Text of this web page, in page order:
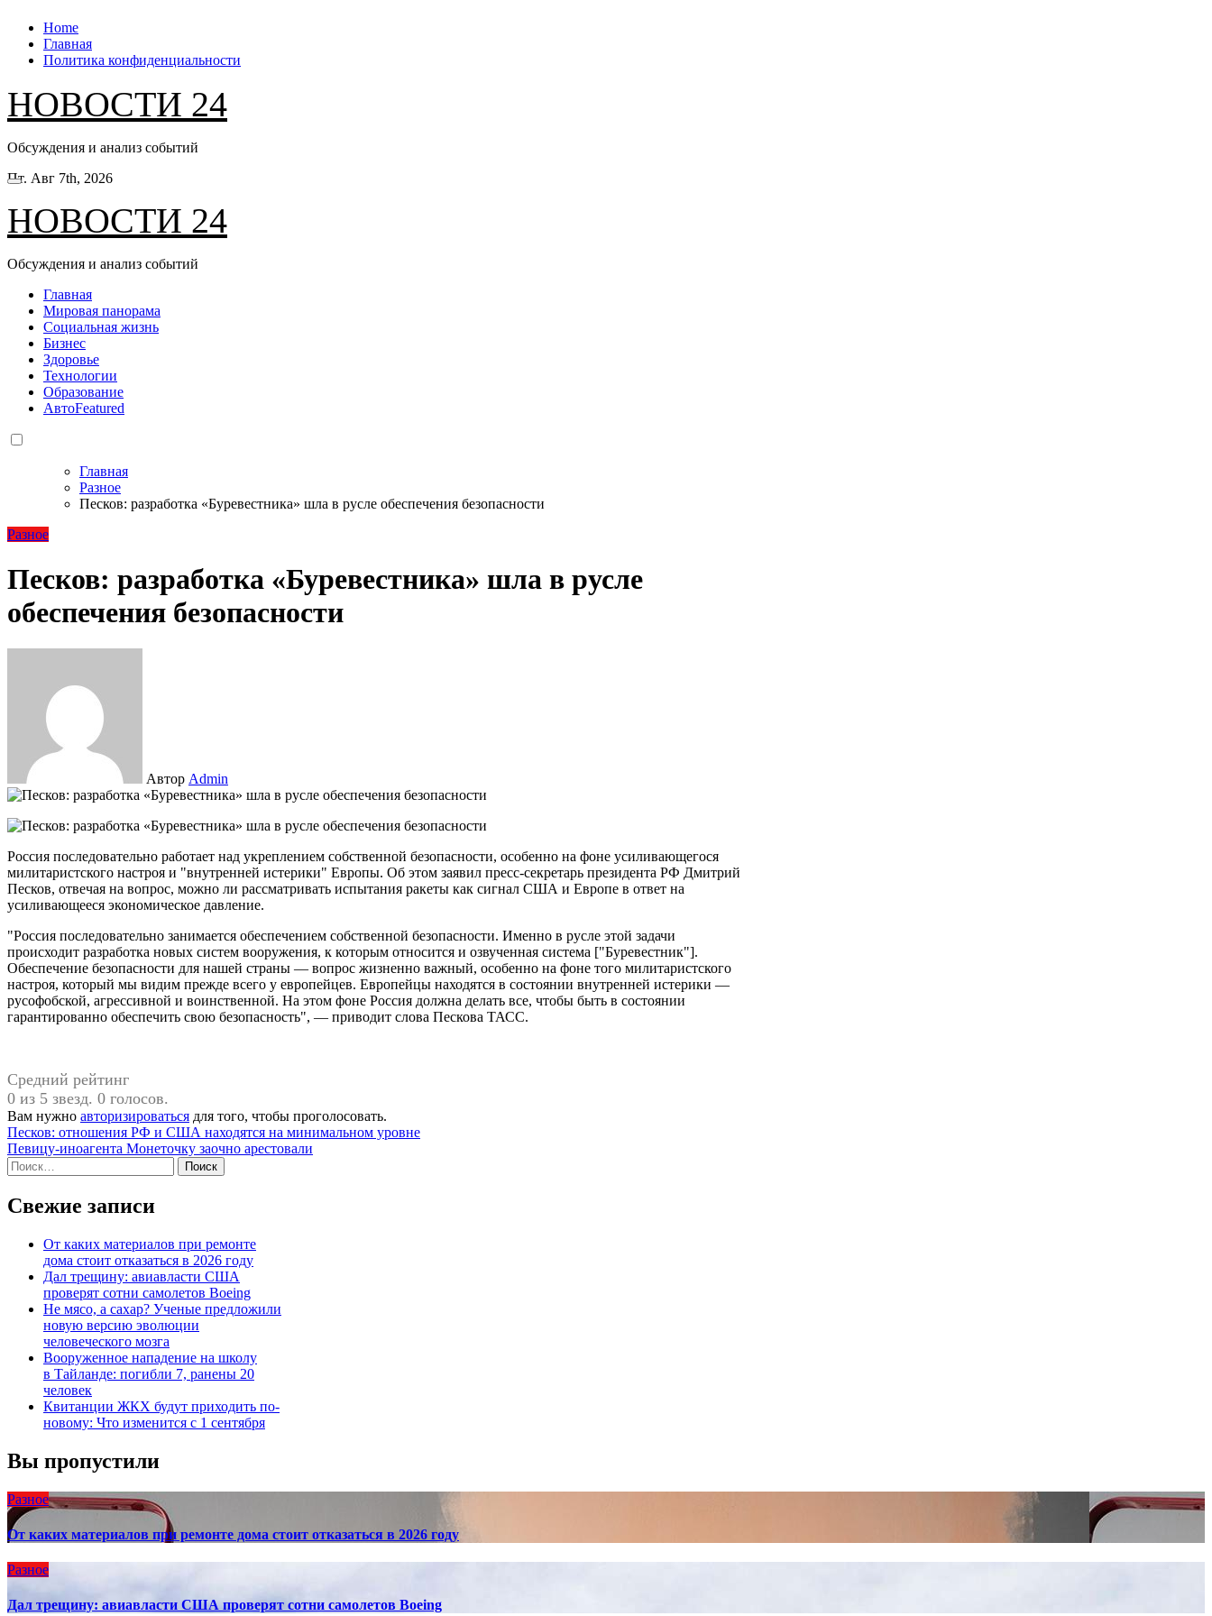
Перейти
содержанию
Home
Главная
Политика конфиденциальности
НОВОСТИ 24
Обсуждения и анализ событий
Пт. Авг 7th, 2026
НОВОСТИ 24
Обсуждения и анализ событий
Главная
Мировая панорама
Социальная жизнь
Бизнес
Здоровье
Технологии
Образование
АвтоFeatured
Главная
Разное
Песков: разработка «Буревестника» шла в русле обеспечения безопасности
Разное
Песков: разработка «Буревестника» шла в русле
обеспечения безопасности
Автор Admin
Россия последовательно работает над укреплением собственной безопасности, особенно на фоне усиливающегося
милитаристского настроя и "внутренней истерики" Европы. Об этом заявил пресс-секретарь президента РФ Дмитрий
Песков, отвечая на вопрос, можно ли рассматривать испытания ракеты как сигнал США и Европе в ответ на
усиливающееся экономическое давление.
"Россия последовательно занимается обеспечением собственной безопасности. Именно в русле этой задачи
происходит разработка новых систем вооружения, к которым относится и озвученная система ["Буревестник"].
Обеспечение безопасности для нашей страны — вопрос жизненно важный, особенно на фоне того милитаристского
настроя, который мы видим прежде всего у европейцев. Европейцы находятся в состоянии внутренней истерики —
русофобской, агрессивной и воинственной. На этом фоне Россия должна делать все, чтобы быть в состоянии
гарантированно обеспечить свою безопасность", — приводит слова Пескова ТАСС.
Средний рейтинг
0 из 5 звезд. 0 голосов.
Вам нужно авторизироваться для того, чтобы проголосовать.
Навигация
по
записям
Песков: отношения РФ и США находятся на минимальном уровне
Певицу-иноагента Монеточку заочно арестовали
Найти:
Свежие записи
От каких материалов при ремонте
дома стоит отказаться в 2026 году
Дал трещину: авиавласти США
проверят сотни самолетов Boeing
Не мясо, а сахар? Ученые предложили
новую версию эволюции
человеческого мозга
Вооруженное нападение на школу
в Тайланде: погибли 7, ранены 20
человек
Квитанции ЖКХ будут приходить по-
новому: Что изменится с 1 сентября
Вы пропустили
Разное
От каких материалов при ремонте дома стоит отказаться в 2026 году
Разное
Дал трещину: авиавласти США проверят сотни самолетов Boeing